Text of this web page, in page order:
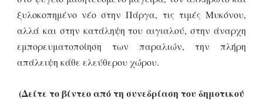
ξυλοκοπημένο νέο στην Πάργα, τις τιμές Μυκόνου,
αλλά και στην κατάληψη του αιγιαλού, στην άναρχη
εμπορευματοποίηση των παραλιών, την πλήρη
απάλειψη κάθε ελεύθερου χώρου.
(Δείτε το βίντεο από τη συνεδρίαση του δημοτικού